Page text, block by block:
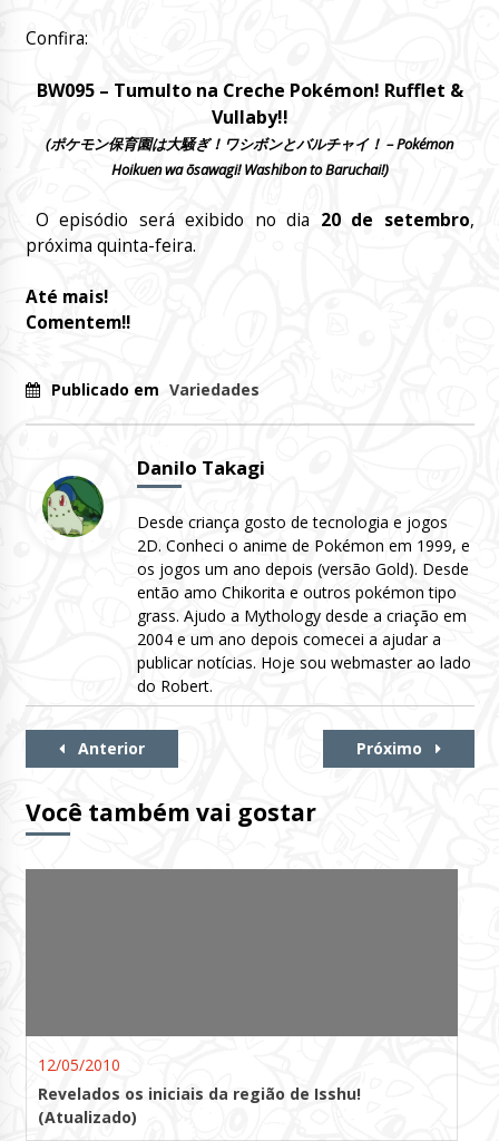
Confira:
BW095 – Tumulto na Creche Pokémon! Rufflet &
Vullaby!!
(ポケモン保育園は大騒ぎ！ワシボンとバルチャイ！ – Pokémon
Hoikuen wa ōsawagi! Washibon to Baruchai!)
O episódio será exibido no dia 20 de setembro,
próxima quinta-feira.
Até mais!
Comentem!!
Publicado em Variedades
Danilo Takagi
Desde criança gosto de tecnologia e jogos
2D. Conheci o anime de Pokémon em 1999, e
os jogos um ano depois (versão Gold). Desde
então amo Chikorita e outros pokémon tipo
grass. Ajudo a Mythology desde a criação em
2004 e um ano depois comecei a ajudar a
publicar notícias. Hoje sou webmaster ao lado
do Robert.
Continue
Anterior Próximo
Você também vai gostar
12/05/2010
Revelados os iniciais da região de Isshu!
(Atualizado)